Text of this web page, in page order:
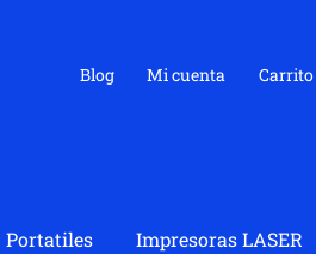
Blog Mi cuenta Carrito
Portatiles Impresoras LASER